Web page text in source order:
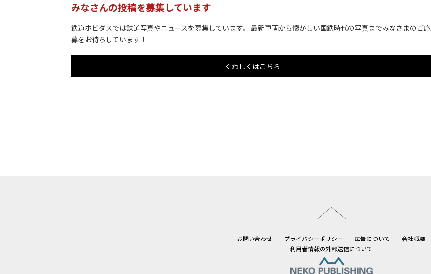
みなさんの投稿を募集しています
鉄道ホビダスでは鉄道写真やニュースを募集しています。 最新車両から懐かしい国鉄時代の写真までみなさまのご応
募をお待ちしています！
くわしくはこちら
お問い合わせ プライバシーポリシー 広告について
会社概要
利用者情報の外部送信について